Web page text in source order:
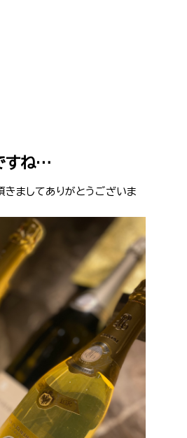
キャスト求人
店舗一覧
プロダクション事業
すね…
きましてありがとうございま